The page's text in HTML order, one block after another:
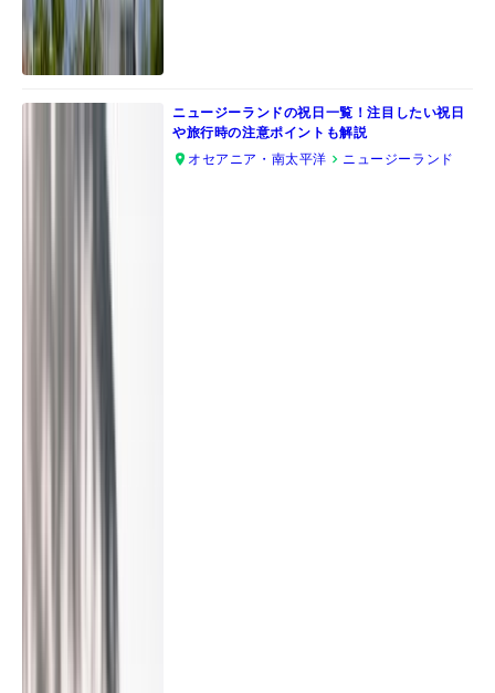
ニュージーランドの祝日一覧！注目したい祝日
や旅行時の注意ポイントも解説
オセアニア・南太平洋
ニュージーランド